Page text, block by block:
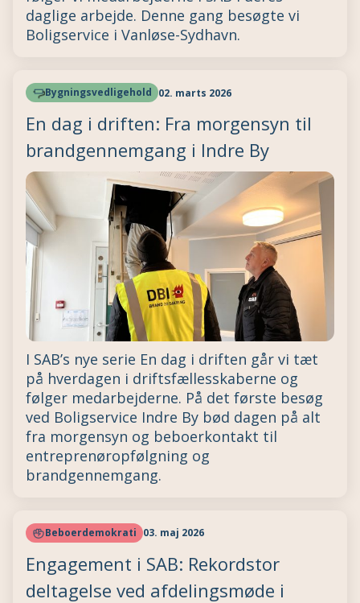
daglige arbejde. Denne gang besøgte vi
Boligservice i Vanløse-Sydhavn.
Bygningsvedligehold 02. marts 2026
En dag i driften: Fra morgensyn til
brandgennemgang i Indre By
I SAB’s nye serie En dag i driften går vi tæt
på hverdagen i driftsfællesskaberne og
følger medarbejderne. På det første besøg
ved Boligservice Indre By bød dagen på alt
fra morgensyn og beboerkontakt til
entreprenøropfølgning og
brandgennemgang.
Beboerdemokrati 03. maj 2026
Engagement i SAB: Rekordstor
deltagelse ved afdelingsmøde i